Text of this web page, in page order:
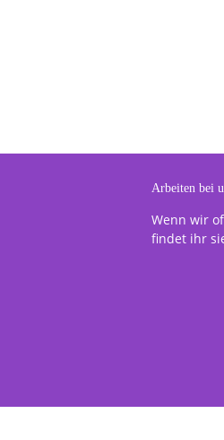
Arbeiten bei
Wenn wir
findet ihr